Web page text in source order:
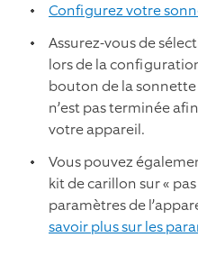
Configurez votre
Assurez-vous de
lors de la
bouton de la
n’est pas terminée
votre appareil.
Vous pouvez
kit de carillon sur «
paramètres de
savoir plus sur les